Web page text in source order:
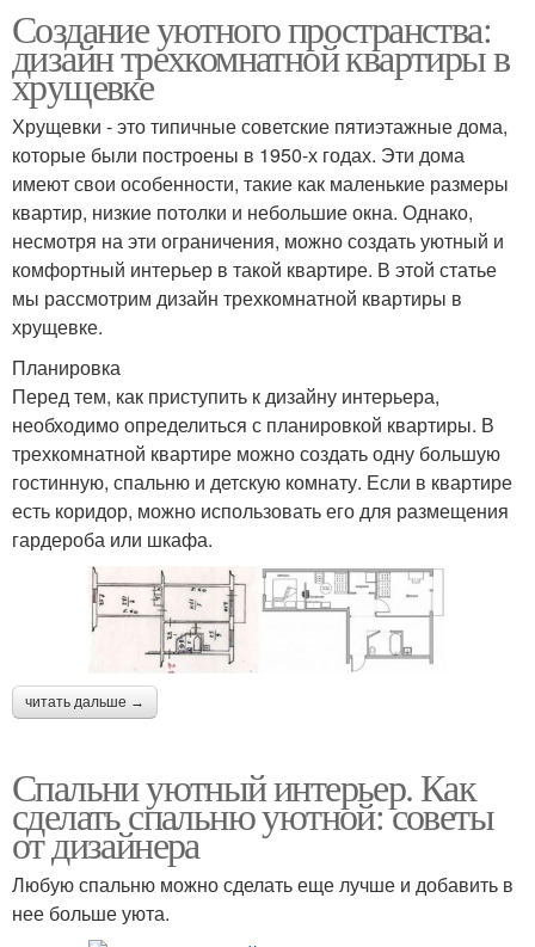
Создание уютного пространства:
дизайн трехкомнатной квартиры в
хрущевке
Хрущевки - это типичные советские пятиэтажные дома,
которые были построены в 1950-х годах. Эти дома
имеют свои особенности, такие как маленькие размеры
квартир, низкие потолки и небольшие окна. Однако,
несмотря на эти ограничения, можно создать уютный и
комфортный интерьер в такой квартире. В этой статье
мы рассмотрим дизайн трехкомнатной квартиры в
хрущевке.
Планировка
Перед тем, как приступить к дизайну интерьера,
необходимо определиться с планировкой квартиры. В
трехкомнатной квартире можно создать одну большую
гостинную, спальню и детскую комнату. Если в квартире
есть коридор, можно использовать его для размещения
гардероба или шкафа.
читать дальше →
Спальни уютный интерьер. Как
сделать спальню уютной: советы
от дизайнера
Любую спальню можно сделать еще лучше и добавить в
нее больше уюта.